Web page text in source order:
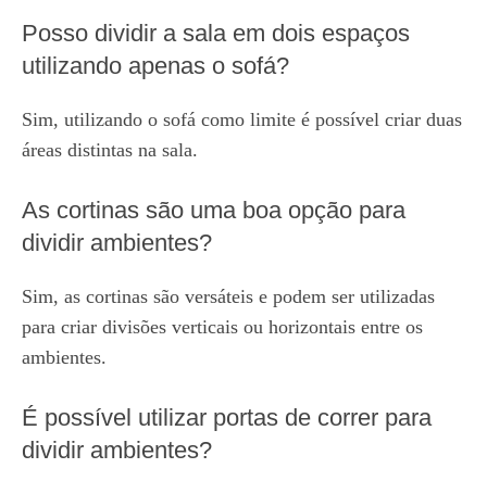
Posso dividir a sala em dois espaços
utilizando apenas o sofá?
Sim, utilizando o sofá como limite é possível criar duas
áreas distintas na sala.
As cortinas são uma boa opção para
dividir ambientes?
Sim, as cortinas são versáteis e podem ser utilizadas
para criar divisões verticais ou horizontais entre os
ambientes.
É possível utilizar portas de correr para
dividir ambientes?